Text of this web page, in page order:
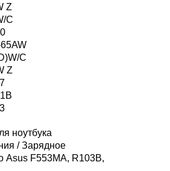
Z
C
C
Z
ноутбука
/ Зарядное
Asus F553MA, R103B,